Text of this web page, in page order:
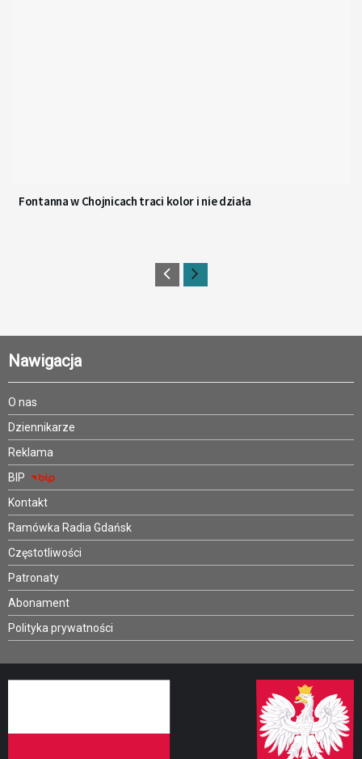
Fontanna w Chojnicach traci kolor i nie działa
Nawigacja
O nas
Dziennikarze
Reklama
BIP
Kontakt
Ramówka Radia Gdańsk
Częstotliwości
Patronaty
Abonament
Polityka prywatności